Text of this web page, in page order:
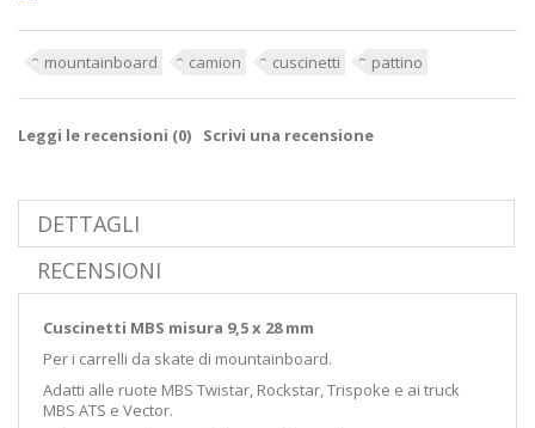
mountainboard camion cuscinetti pattino
Leggi le recensioni (0) Scrivi una recensione
DETTAGLI
RECENSIONI
Cuscinetti MBS misura 9,5 x 28 mm
Per i carrelli da skate di mountainboard.
Adatti alle ruote MBS Twistar, Rockstar, Trispoke e ai truck
MBS ATS e Vector.